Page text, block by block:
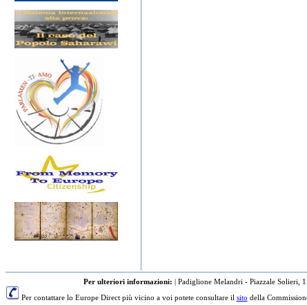
Per ulteriori informazioni: | Padiglione Melandri - Piazzale Solieri,
Per contattare lo Europe Direct più vicino a voi potete consultare il sito della